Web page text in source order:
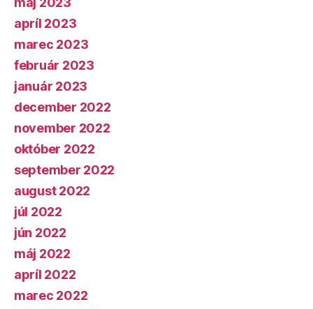
apríl 2023
marec 2023
február 2023
január 2023
december 2022
november 2022
október 2022
september 2022
august 2022
júl 2022
jún 2022
máj 2022
apríl 2022
marec 2022